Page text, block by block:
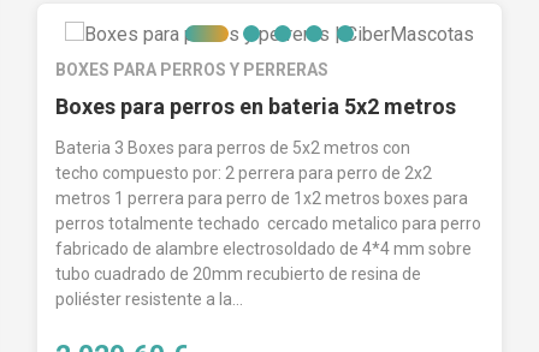
BOXES PARA PERROS Y PERRERAS
Boxes para perros en bateria 5x2 metros
Bateria 3 Boxes para perros de 5x2 metros con
techo compuesto por: 2 perrera para perro de 2x2
metros 1 perrera para perro de 1x2 metros boxes para
perros totalmente techado cercado metalico para perro
fabricado de alambre electrosoldado de 4*4 mm sobre
tubo cuadrado de 20mm recubierto de resina de
poliéster resistente a la...